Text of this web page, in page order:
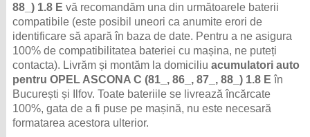
88_) 1.8 E vă recomandăm una din următoarele baterii
compatibile (este posibil uneori ca anumite erori de
identificare să apară în baza de date. Pentru a ne asigura
100% de compatibilitatea bateriei cu mașina, ne puteți
contacta). Livrăm și montăm la domiciliuacumulatori auto
pentru OPEL ASCONA C (81_, 86_, 87_, 88_) 1.8 E în
București și Ilfov. Toate bateriile se livrează încărcate
100%, gata de a fi puse pe mașină, nu este necesară
formatarea acestora ulterior.